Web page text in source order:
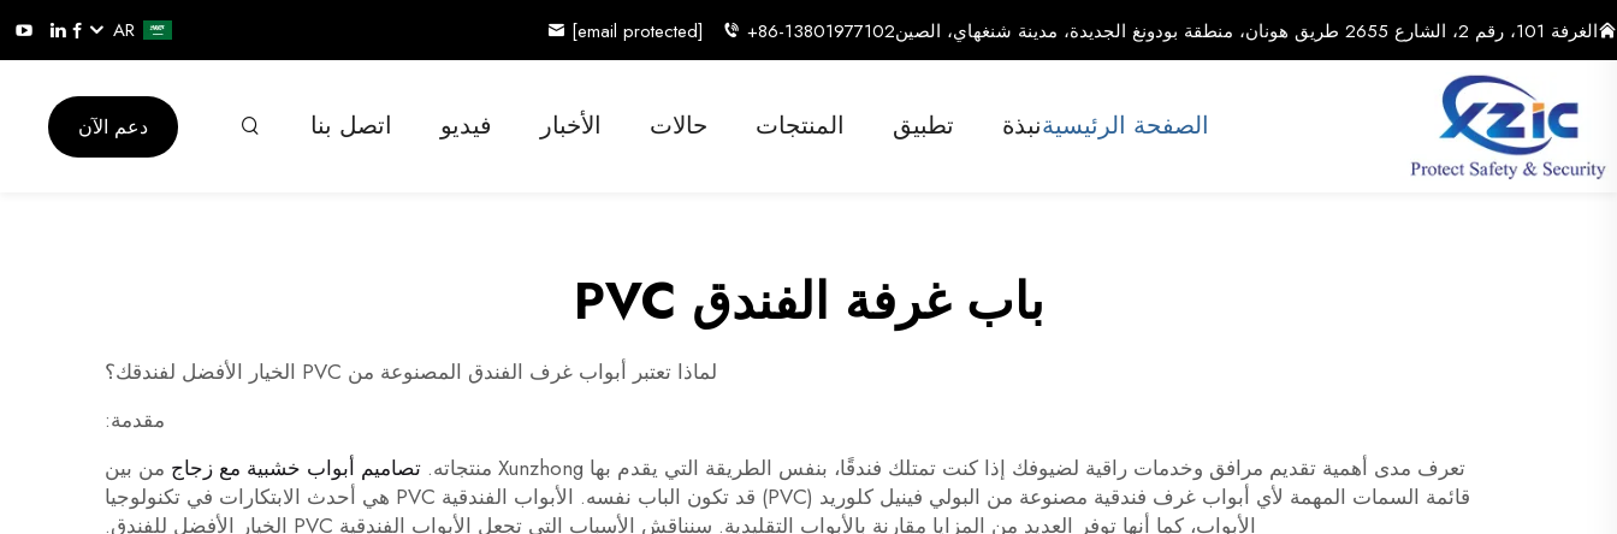
الغرفة 101، رقم 2، الشارع 2655 طريق هونان، منطقة بودونغ الجديدة، مدينة شنغهاي، الصين +86-13801977102
[email protected]
AR
الصفحة الرئيسيةنبذة تطبيق المنتجات حالات الأخبار فيديو اتصل بنا دعم الآن
باب غرفة الفندق PVC
لماذا تعتبر أبواب غرف الفندق المصنوعة من PVC الخيار الأفضل لفندقك؟
مقدمة:
تعرف مدى أهمية تقديم مرافق وخدمات راقية لضيوفك إذا كنت تمتلك فندقًا، بنفس الطريقة التي يقدم بها Xunzhong منتجاته.
تصاميم أبواب خشبية مع زجاج من بين
قائمة السمات المهمة لأي أبواب غرف فندقية مصنوعة من البولي فينيل كلوريد (PVC) قد تكون الباب نفسه. الأبواب الفندقية PVC هي أحدث الابتكارات في تكنولوجيا
الأبواب، كما أنها توفر العديد من المزايا مقارنة بالأبواب التقليدية. سنناقش الأسباب التي تجعل الأبواب الفندقية PVC الخيار الأفضل للفندق.